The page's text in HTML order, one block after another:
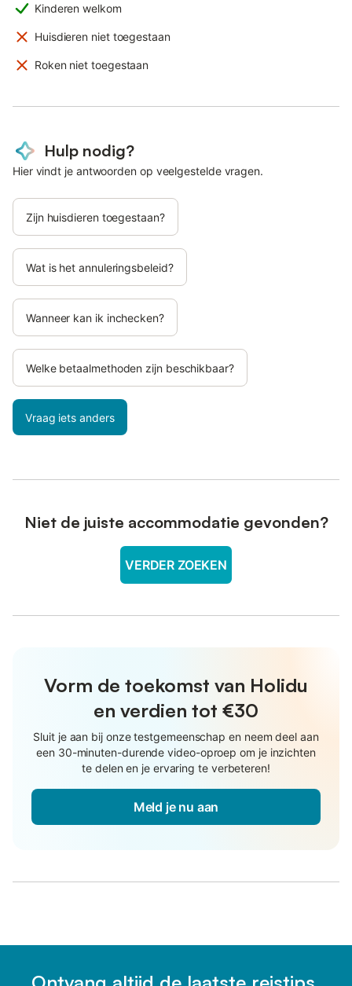
Kinderen welkom
Huisdieren niet toegestaan
Roken niet toegestaan
Hulp nodig?
Hier vindt je antwoorden op veelgestelde vragen.
Zijn huisdieren toegestaan?
Wat is het annuleringsbeleid?
Wanneer kan ik inchecken?
Welke betaalmethoden zijn beschikbaar?
Vraag iets anders
Niet de juiste accommodatie gevonden?
VERDER ZOEKEN
Vorm de toekomst van Holidu
en verdien tot €30
Sluit je aan bij onze testgemeenschap en neem deel aan
een 30-minuten-durende video-oproep om je inzichten
te delen en je ervaring te verbeteren!
Meld je nu aan